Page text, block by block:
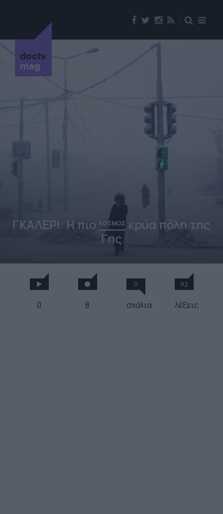
doctv
mag
ΓΚΑΛΕΡΙ: Η πιο ΚΟΣΜΟΣ κρύα πόλη της
Γης
0 8
0
σχόλια
92
λέξεις